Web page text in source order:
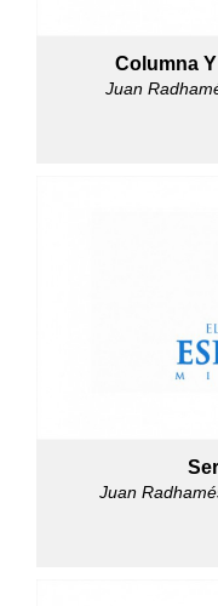
Columna
Juan
Juan